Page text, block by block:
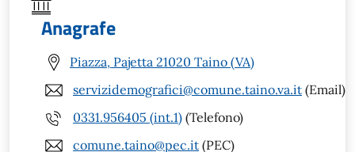
Anagrafe
Piazza, Pajetta 21020 Taino (VA)
servizidemografici@comune.taino.va.it (Email)
0331.956405 (int.1) (Telefono)
comune.taino@pec.it (PEC)